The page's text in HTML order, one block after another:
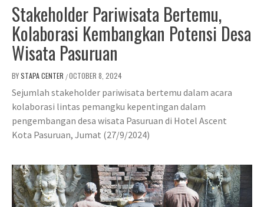
Stakeholder Pariwisata Bertemu,
Kolaborasi Kembangkan Potensi Desa
Wisata Pasuruan
BYSTAPA CENTER /OCTOBER 8, 2024
Sejumlah stakeholder pariwisata bertemu dalam acara
kolaborasi lintas pemangku kepentingan dalam
pengembangan desa wisata Pasuruan di Hotel Ascent
Kota Pasuruan, Jumat (27/9/2024)